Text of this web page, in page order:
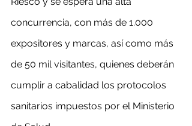
concurrencia, con más de 1.000
expositores y marcas, así como más
de 50 mil visitantes, quienes deberán
cumplir a cabalidad los protocolos
sanitarios impuestos por el Ministerio